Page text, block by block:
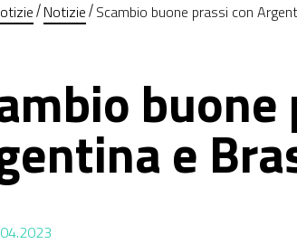
Notizie Scambio buone prassi con
e